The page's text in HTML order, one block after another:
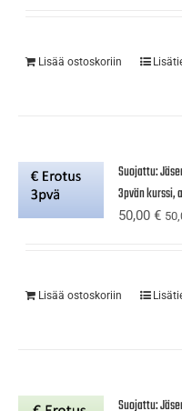
Lisää ostoskoriin
Suojattu:
3pvän kurssi,
50,00€
Lisää ostoskoriin
Suojattu: